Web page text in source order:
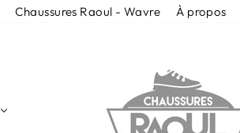
Chaussures Raoul - Wavre À propos